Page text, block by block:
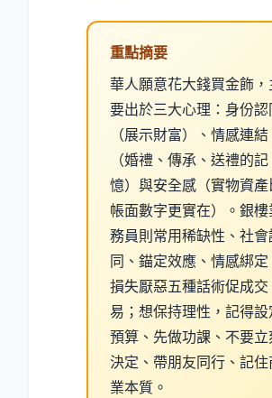
重點摘要
華人願意花大錢買金飾，
要出於三大心理：身份認
（展示財富）、情感連結
（婚禮、傳承、送禮的記
憶）與安全感（實物資產
帳面數字更實在）。銀樓
務員則常用稀缺性、社會
同、錨定效應、情感綁定
損失厭惡五種話術促成交
易；想保持理性，記得設
預算、先做功課、不要立
決定、帶朋友同行、記住
業本質。